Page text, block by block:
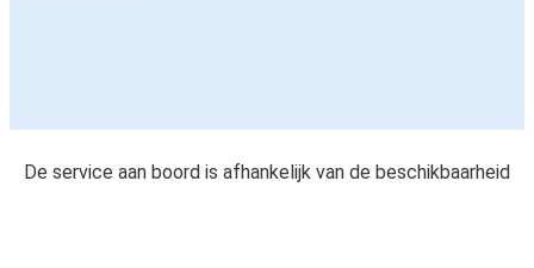
De service aan boord is afhankelijk van de beschikbaarheid